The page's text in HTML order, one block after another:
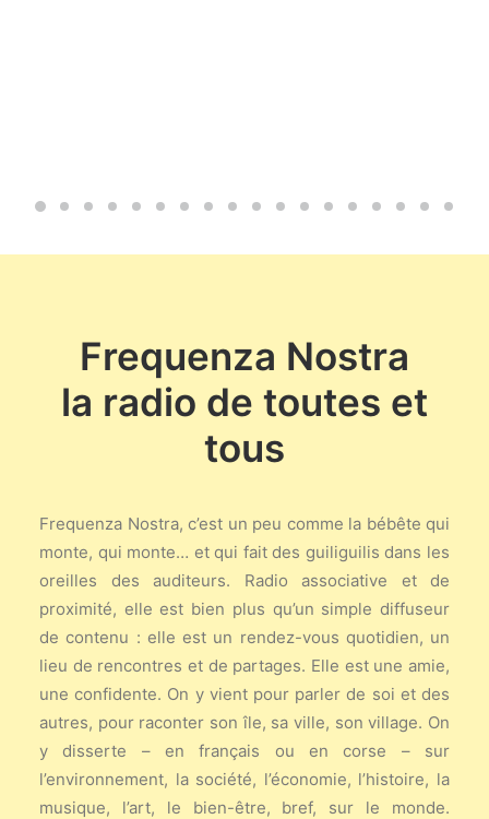
Frequenza Nostra
la radio de toutes et
tous
Frequenza Nostra, c’est un peu comme la bébête qui
monte, qui monte… et qui fait des guiliguilis dans les
oreilles des auditeurs. Radio associative et de
proximité, elle est bien plus qu’un simple diffuseur
de contenu : elle est un rendez-vous quotidien, un
lieu de rencontres et de partages. Elle est une amie,
une confidente. On y vient pour parler de soi et des
autres, pour raconter son île, sa ville, son village. On
y disserte – en français ou en corse – sur
l’environnement, la société, l’économie, l’histoire, la
musique, l’art, le bien-être, bref, sur le monde.